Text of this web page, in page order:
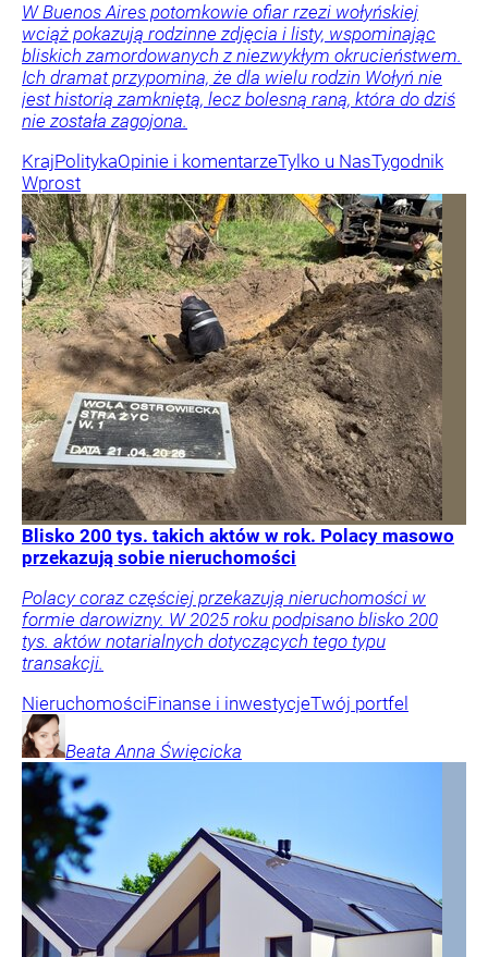
W Buenos Aires potomkowie ofiar rzezi wołyńskiej
wciąż pokazują rodzinne zdjęcia i listy, wspominając
bliskich zamordowanych z niezwykłym okrucieństwem.
Ich dramat przypomina, że dla wielu rodzin Wołyń nie
jest historią zamkniętą, lecz bolesną raną, która do dziś
nie została zagojona.
KrajPolitykaOpinie i komentarzeTylko u NasTygodnik
Wprost
Blisko 200 tys. takich aktów w rok. Polacy masowo
przekazują sobie nieruchomości
Polacy coraz częściej przekazują nieruchomości w
formie darowizny. W 2025 roku podpisano blisko 200
tys. aktów notarialnych dotyczących tego typu
transakcji.
NieruchomościFinanse i inwestycjeTwój portfel
Beata Anna Święcicka